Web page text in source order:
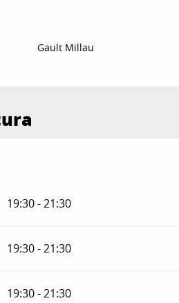
Gault Millau
19:30 - 21:30
19:30 - 21:30
19:30 - 21:30